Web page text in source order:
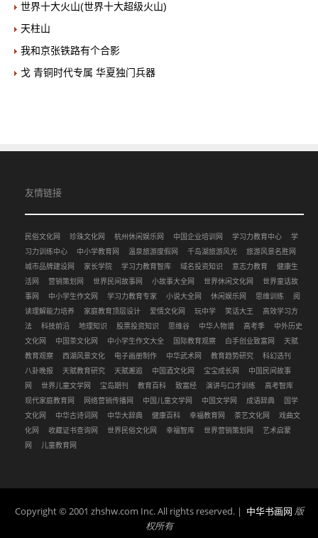
世界十大火山(世界十大超级火山)
天柱山
我和京张铁路有个合影
戈 青铜时代专属 华夏独门兵器
友情链接
民俗文化网 珍珠文化网 杭州休闲娱乐网 中国企业培训网 学习力教育中心
学
习力训练中心
中小学教育网 温泉旅游度假网 千岛湖旅游风光
旅游风景名胜网
城市品牌建设网
家长学院 学习力教育智库 域名投资知识 意志力教育
健康生
活网
营销策划网 世界民间故事网 小故事大全网 世界休闲文化网
世界童话故
事网
中小学生作文网 学习力教育专家 小说大全网 休闲娱乐网 思维训练
阅
读理解能力培养
家庭教育顶层设计 爱情文化网 玩中学 笑话大王
高效学习方
法
科技前沿 地理知识 股票投资知识 思维谷 中华人物谱 高考季
中外历史
文化网
中国茶文化网 中小学生作文大全 国际教育观察 白手创业致富网
天赋
教育观察
西湖风景文化 电子画册制作 中华武术网 教育趋势研究
科幻选刊
八卦晚报
天赋教育研究 天赋邂逅 中国酒文化网 宝宝成长网
中国民间故事
网
世界儿童文学网 宝岛期刊 教育百科 致富经 演讲与口才训练
高考智库
现代家庭教育网
网络营销传播网 中国儿童文学网 中国文学网 成语辞典
国学
文化网
中华古诗词网 中华大辞典 健康百科 幸福教育网 茶艺文化网
戏曲文
化网
收藏证书查询网 世界民俗文化网 幸福智库 世界营销策划网
艺术启蒙
网
儿童教育网
Copyright © 2001 zhshw.com Inc. All rights reserved. | 中华书画网 版
权所有